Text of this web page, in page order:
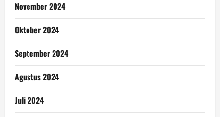
November 2024
Oktober 2024
September 2024
Agustus 2024
Juli 2024